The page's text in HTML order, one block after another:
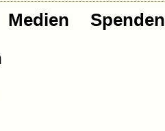
Medien Spenden